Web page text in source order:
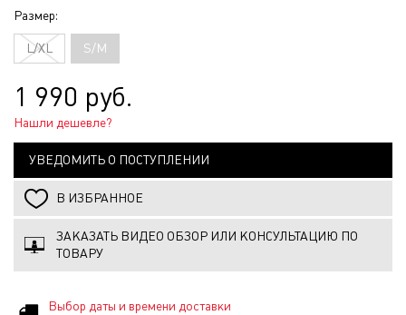
Размер:
L/XL S/M
1 990 руб.
Нашли дешевле?
УВЕДОМИТЬ О ПОСТУПЛЕНИИ
В ИЗБРАННОЕ
ЗАКАЗАТЬ ВИДЕО ОБЗОР ИЛИ КОНСУЛЬТАЦИЮ ПО
ТОВАРУ
Выбор даты и времени доставки